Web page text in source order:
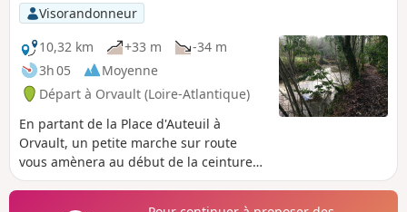
Visorandonneur
10,32 km
+33 m
-34 m
3h 05
Moyenne
Départ à Orvault (Loire-Atlantique)
En partant de la Place d'Auteuil à
Orvault, un petite marche sur route
vous amènera au début de la ceinture
verte qui fait le tour de La Bugallière